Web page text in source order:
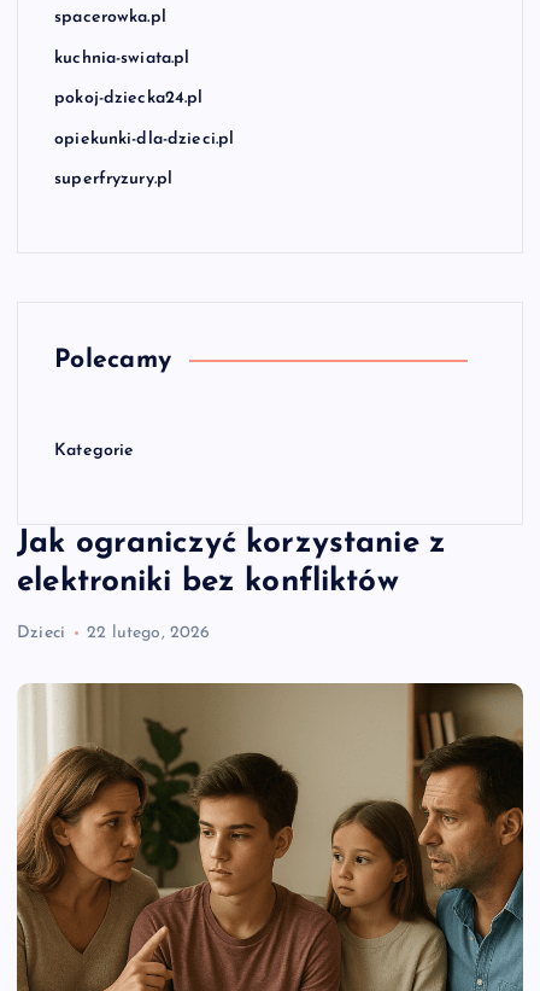
spacerowka.pl
kuchnia-swiata.pl
pokoj-dziecka24.pl
opiekunki-dla-dzieci.pl
superfryzury.pl
Polecamy
Kategorie
Jak ograniczyć korzystanie z
elektroniki bez konfliktów
Dzieci 22 lutego, 2026